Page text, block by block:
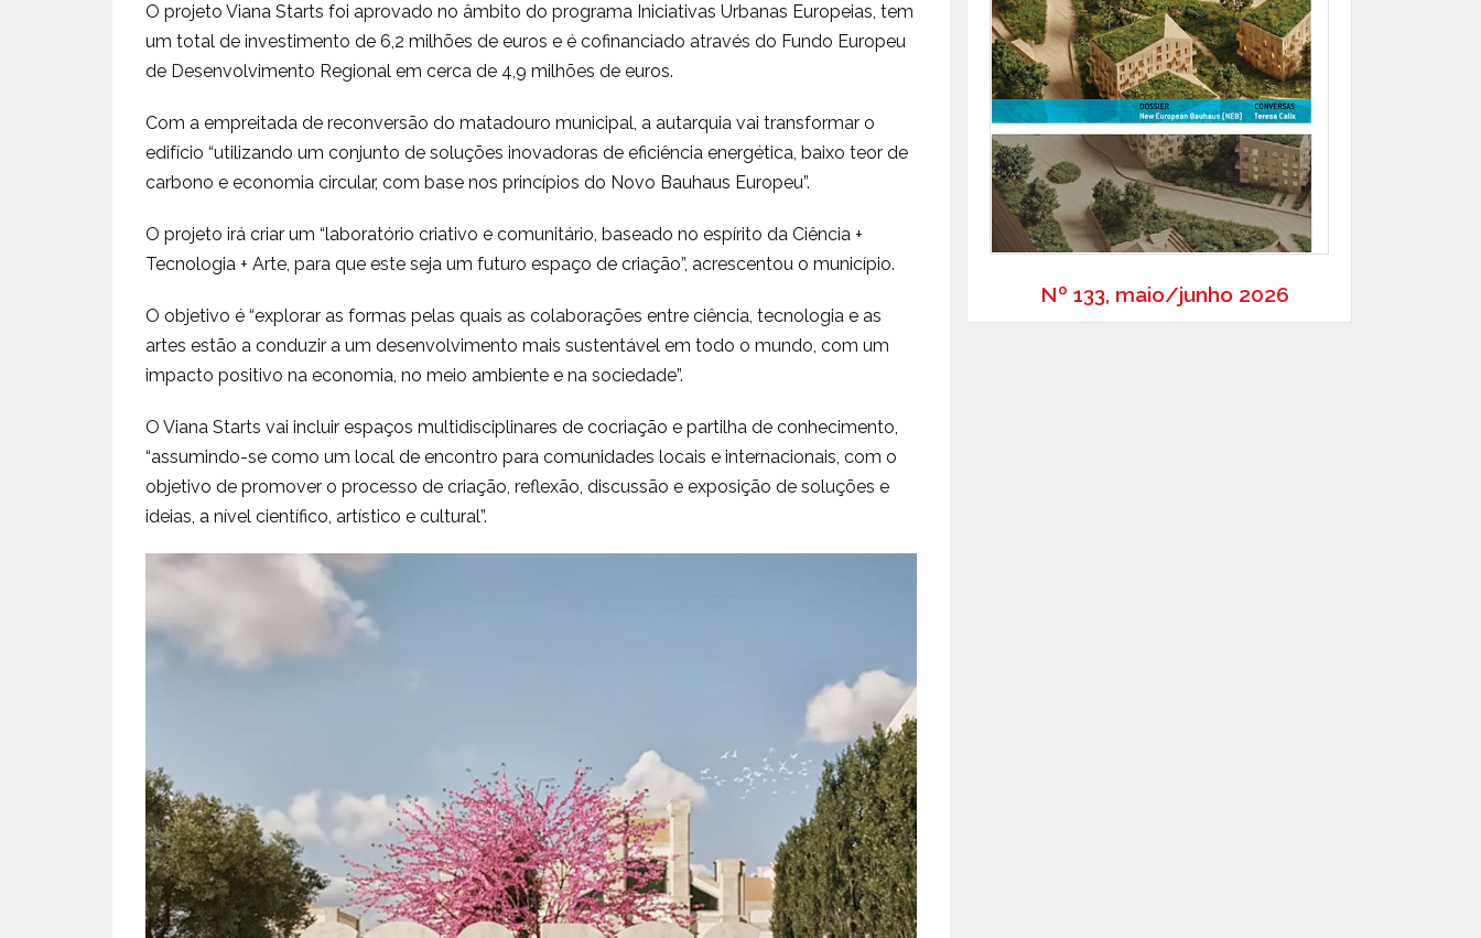
O projeto Viana Starts foi aprovado no âmbito do programa Iniciativas Urbanas Europeias, tem
um total de investimento de 6,2 milhões de euros e é cofinanciado através do Fundo Europeu
de Desenvolvimento Regional em cerca de 4,9 milhões de euros.
Com a empreitada de reconversão do matadouro municipal, a autarquia vai transformar o
edifício “utilizando um conjunto de soluções inovadoras de eficiência energética, baixo teor de
carbono e economia circular, com base nos princípios do Novo Bauhaus Europeu”.
O projeto irá criar um “laboratório criativo e comunitário, baseado no espírito da Ciência +
Tecnologia + Arte, para que este seja um futuro espaço de criação”, acrescentou o município.
O objetivo é “explorar as formas pelas quais as colaborações entre ciência, tecnologia e as
artes estão a conduzir a um desenvolvimento mais sustentável em todo o mundo, com um
impacto positivo na economia, no meio ambiente e na sociedade”.
O Viana Starts vai incluir espaços multidisciplinares de cocriação e partilha de conhecimento,
“assumindo-se como um local de encontro para comunidades locais e internacionais, com o
objetivo de promover o processo de criação, reflexão, discussão e exposição de soluções e
ideias, a nível científico, artístico e cultural”.
Nº 133, maio/junho 2026